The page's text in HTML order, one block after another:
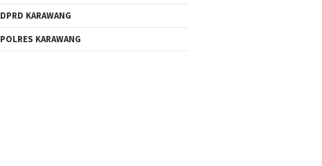
DPRD KARAWANG
POLRES KARAWANG